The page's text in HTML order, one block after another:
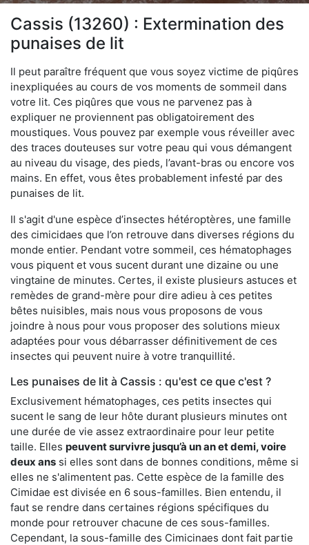
Cassis (13260) : Extermination des
punaises de lit
Il peut paraître fréquent que vous soyez victime de piqûres
inexpliquées au cours de vos moments de sommeil dans
votre lit. Ces piqûres que vous ne parvenez pas à
expliquer ne proviennent pas obligatoirement des
moustiques. Vous pouvez par exemple vous réveiller avec
des traces douteuses sur votre peau qui vous démangent
au niveau du visage, des pieds, l’avant-bras ou encore vos
mains. En effet, vous êtes probablement infesté par des
punaises de lit.
Il s'agit d'une espèce d’insectes hétéroptères, une famille
des cimicidaes que l’on retrouve dans diverses régions du
monde entier. Pendant votre sommeil, ces hématophages
vous piquent et vous sucent durant une dizaine ou une
vingtaine de minutes. Certes, il existe plusieurs astuces et
remèdes de grand-mère pour dire adieu à ces petites
bêtes nuisibles, mais nous vous proposons de vous
joindre à nous pour vous proposer des solutions mieux
adaptées pour vous débarrasser définitivement de ces
insectes qui peuvent nuire à votre tranquillité.
Les punaises de lit à Cassis : qu'est ce que c'est ?
Exclusivement hématophages, ces petits insectes qui
sucent le sang de leur hôte durant plusieurs minutes ont
une durée de vie assez extraordinaire pour leur petite
taille. Elles peuvent survivre jusqu’à un an et demi, voire
deux ans si elles sont dans de bonnes conditions, même si
elles ne s'alimentent pas. Cette espèce de la famille des
Cimidae est divisée en 6 sous-familles. Bien entendu, il
faut se rendre dans certaines régions spécifiques du
monde pour retrouver chacune de ces sous-familles.
Cependant, la sous-famille des Cimicinaes dont fait partie